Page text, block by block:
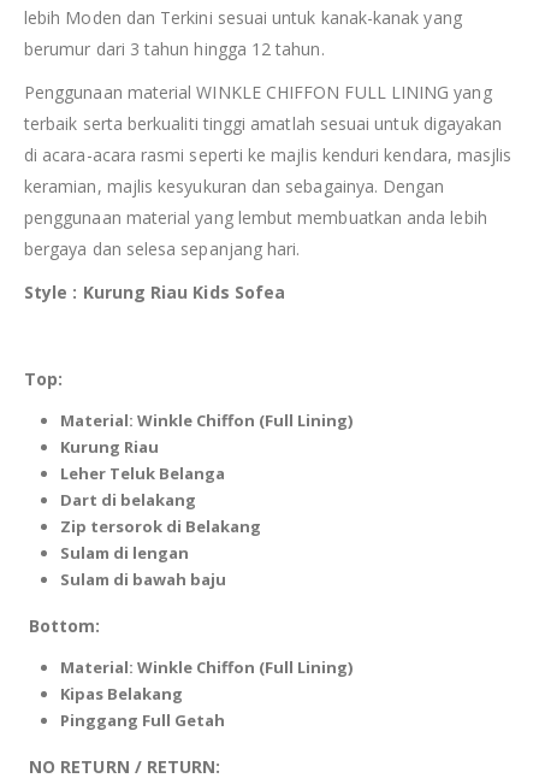
lebih Moden dan Terkini sesuai untuk kanak-kanak yang
berumur dari 3 tahun hingga 12 tahun.
Penggunaan material WINKLE CHIFFON FULL LINING yang
terbaik serta berkualiti tinggi amatlah sesuai untuk digayakan
di acara-acara rasmi seperti ke majlis kenduri kendara, masjlis
keramian, majlis kesyukuran dan sebagainya. Dengan
penggunaan material yang lembut membuatkan anda lebih
bergaya dan selesa sepanjang hari.
Style : Kurung Riau Kids Sofea
Top:
Material: Winkle Chiffon (Full Lining)
Kurung Riau
Leher Teluk Belanga
Dart di belakang
Zip tersorok di Belakang
Sulam di lengan
Sulam di bawah baju
Bottom:
Material: Winkle Chiffon (Full Lining)
Kipas Belakang
Pinggang Full Getah
NO RETURN / RETURN: